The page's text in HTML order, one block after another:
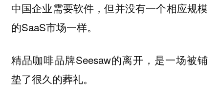
中国企业需要软件，但并没有一个相应规模
的SaaS市场一样。
精品咖啡品牌Seesaw的离开，是一场被铺
垫了很久的葬礼。